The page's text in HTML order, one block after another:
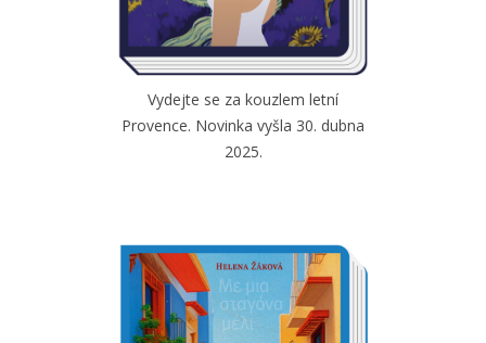
Vydejte se za kouzlem letní
Provence. Novinka vyšla 30. dubna
2025.